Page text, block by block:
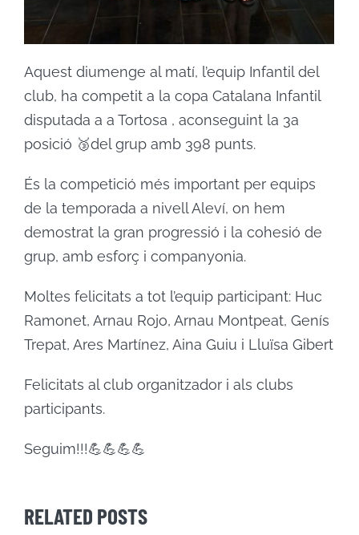
Aquest diumenge al matí, l’equip Infantil del
club, ha competit a la copa Catalana Infantil
disputada a a Tortosa , aconseguint la 3a
posició 🥉del grup amb 398 punts.
És la competició més important per equips
de la temporada a nivell Aleví, on hem
demostrat la gran progressió i la cohesió de
grup, amb esforç i companyonia.
Moltes felicitats a tot l’equip participant: Huc
Ramonet, Arnau Rojo, Arnau Montpeat, Genís
Trepat, Ares Martínez, Aina Guiu i Lluïsa Gibert
Felicitats al club organitzador i als clubs
participants.
Seguim!!!💪💪💪💪
RELATED POSTS